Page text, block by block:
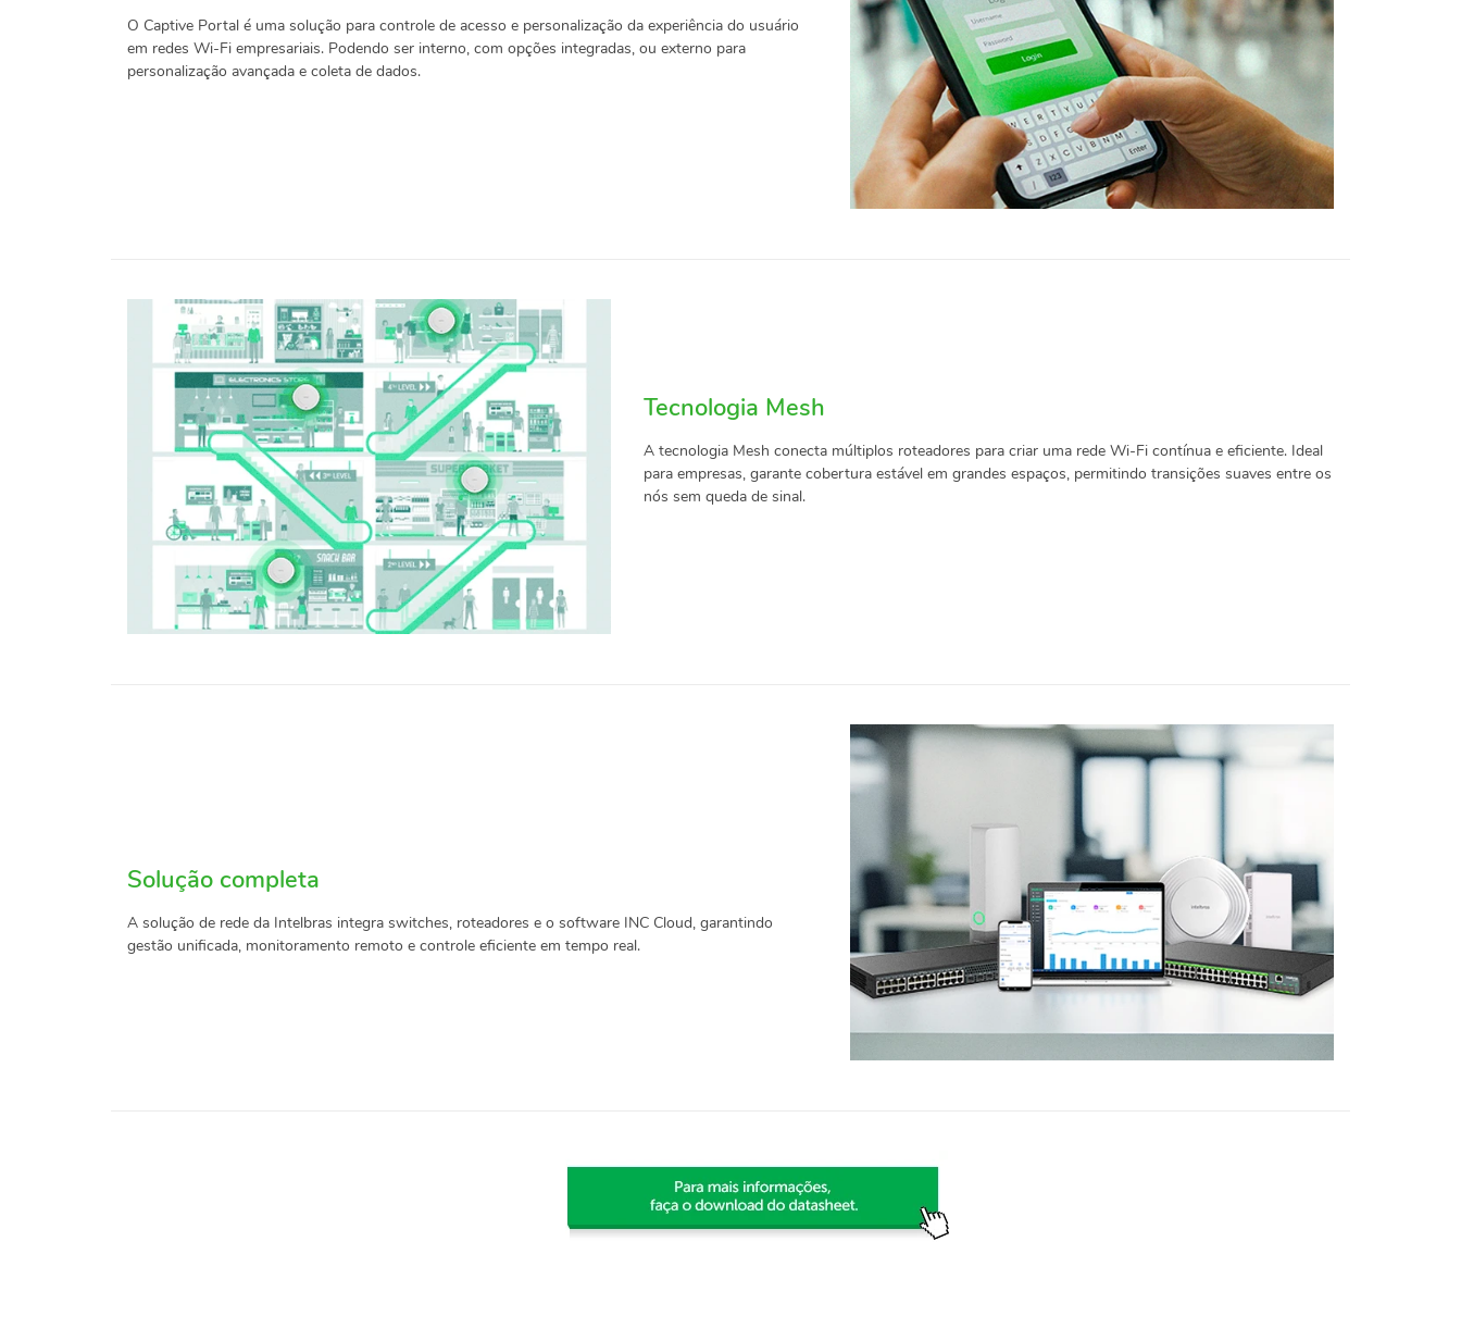
O Captive Portal é uma solução para controle de acesso e personalização da experiência do usuário
em redes Wi-Fi empresariais. Podendo ser interno, com opções integradas, ou externo para
personalização avançada e coleta de dados.
Tecnologia Mesh
A tecnologia Mesh conecta múltiplos roteadores para criar uma rede Wi-Fi contínua e eficiente. Ideal
para empresas, garante cobertura estável em grandes espaços, permitindo transições suaves entre os
nós sem queda de sinal.
Solução completa
A solução de rede da Intelbras integra switches, roteadores e o software INC Cloud, garantindo
gestão unificada, monitoramento remoto e controle eficiente em tempo real.